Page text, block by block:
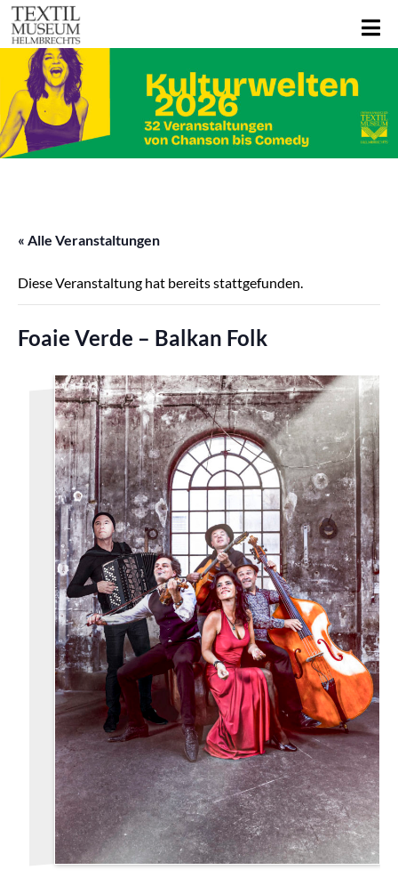
« Alle Veranstaltungen
Diese Veranstaltung hat bereits stattgefunden.
Foaie Verde – Balkan Folk